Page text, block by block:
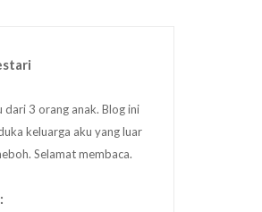
dari 3 orang anak. Blog ini
keluarga aku yang luar
Selamat membaca.